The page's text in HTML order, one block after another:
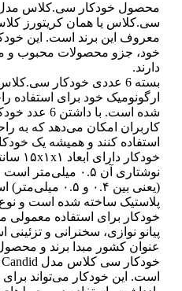
معروف این برند است. این
خود، جزو محصولات محبوب و
دارند.
ارگونومیک خود برای
شده است. با
کاربران امکان می‌دهد که به
استفاده کنند و همیشه یک
(یعنی بین ۰.۴ و
پلاستیک ساخته شده است و
خودکار برای استفاده
پیانو نوازی، سخنرانی و
عنوان کشور مبدا برند و
است. این خودکار می‌تواند